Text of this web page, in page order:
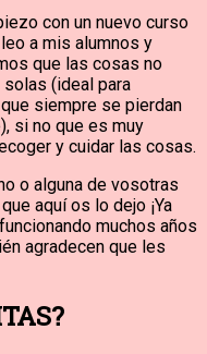
con un nuevo curso
a mis alumnos y
que las cosas no
(ideal para
siempre se pierdan
si no que es muy
y cuidar las cosas.
o alguna de vosotras
aquí os lo dejo ¡Ya
muchos años
agradecen que les